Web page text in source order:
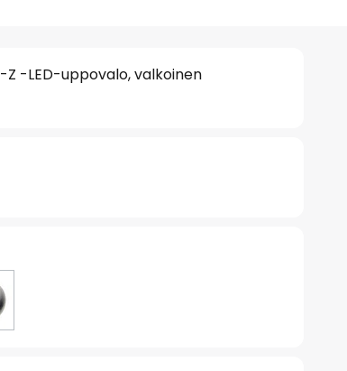
Z -LED-uppovalo, valkoinen